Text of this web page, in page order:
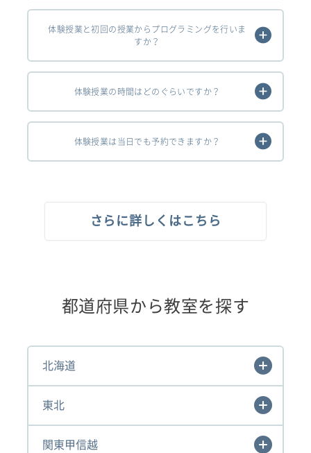
体験授業と初回の授業からプログラミングを行いま
すか？
体験授業の時間はどのぐらいですか？
体験授業は当日でも予約できますか？
さらに詳しくはこちら
都道府県から教室を探す
北海道
東北
関東甲信越